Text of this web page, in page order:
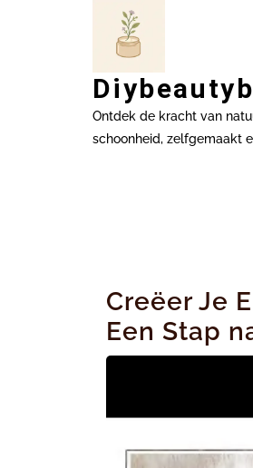
Ontdek de kracht van
schoonheid, zelfgemaakt
Creëer Je
Een Stap